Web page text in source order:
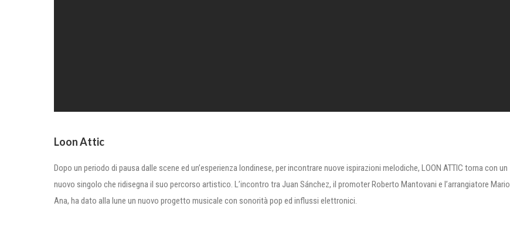
Loon Attic
Dopo un periodo di pausa dalle scene ed un’esperienza londinese, per incontrare nuove ispirazioni melodiche, LOON ATTIC torna con un
nuovo singolo che ridisegna il suo percorso artistico. L’incontro tra Juan Sánchez, il promoter Roberto Mantovani e l’arrangiatore Mario
Ana, ha dato alla lune un nuovo progetto musicale con sonorità pop ed influssi elettronici.